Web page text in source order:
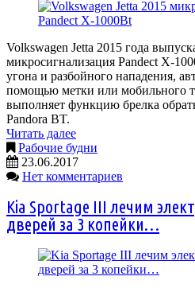
Volkswagen Jetta 2015 года
микросигнализация Pandect X-
угона и разбойного нападения,
помощью метки или мобильного
выполняет функцию брелка
Pandora BT.
Читать далее
Рабочие будни
23.06.2017
Нет комментариев
Kia Sportage III лечим
дверей за 3 копейки…